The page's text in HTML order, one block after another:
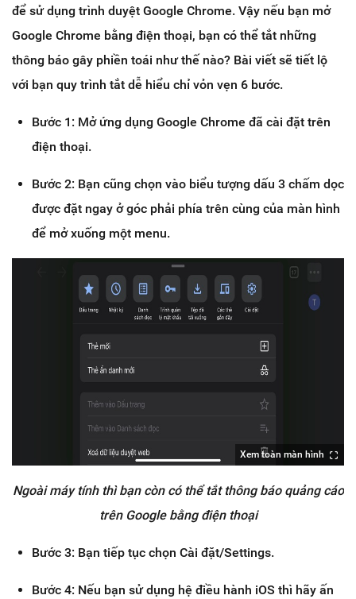
để sử dụng trình duyệt Google Chrome. Vậy nếu bạn mở
Google Chrome bằng điện thoại, bạn có thể tắt những
thông báo gây phiền toái như thế nào? Bài viết sẽ tiết lộ
với bạn quy trình tắt dễ hiểu chỉ vỏn vẹn 6 bước.
Bước 1: Mở ứng dụng Google Chrome đã cài đặt trên
điện thoại.
Bước 2: Bạn cũng chọn vào biểu tượng dấu 3 chấm dọc
được đặt ngay ở góc phải phía trên cùng của màn hình
để mở xuống một menu.
Xem toàn màn hình
Ngoài máy tính thì bạn còn có thể tắt thông báo quảng cáo
trên Google bằng điện thoại
Bước 3: Bạn tiếp tục chọn Cài đặt/Settings.
Bước 4: Nếu bạn sử dụng hệ điều hành iOS thì hãy ấn